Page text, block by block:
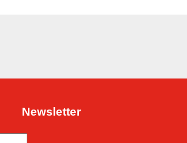
Newsletter